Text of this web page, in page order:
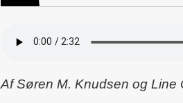
Af Søren M. Knudsen og